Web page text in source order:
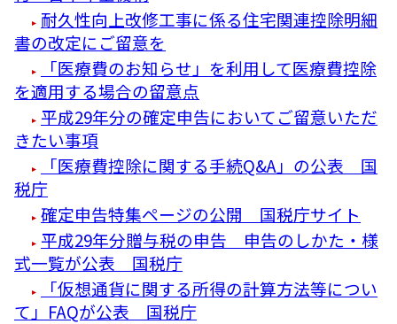
耐久性向上改修工事に係る住宅関連控除明細
書の改定にご留意を
「医療費のお知らせ」を利用して医療費控除
を適用する場合の留意点
平成29年分の確定申告においてご留意いただ
きたい事項
「医療費控除に関する手続Q&A」の公表 国
税庁
確定申告特集ページの公開 国税庁サイト
平成29年分贈与税の申告 申告のしかた・様
式一覧が公表 国税庁
「仮想通貨に関する所得の計算方法等につい
て」FAQが公表 国税庁